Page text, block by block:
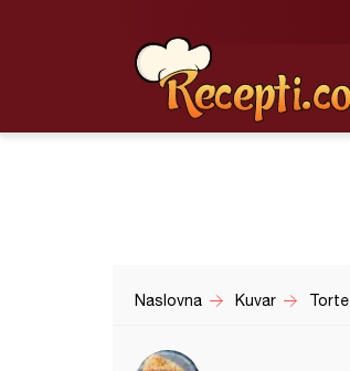
Naslovna Kuvar Torte